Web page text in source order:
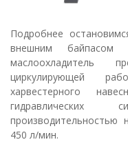
Подробнее
внешним байпасом
маслоохладитель
циркулирующей
харвестерного
450 л/мин.